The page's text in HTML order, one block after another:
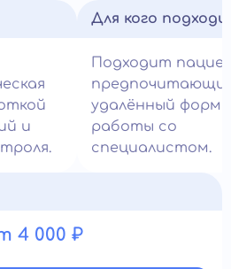
и
Для кого
Подходит
удалённый
работы со
специалистом.
4 000 ₽